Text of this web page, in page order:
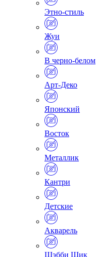
Этно-стиль
Жуи
В черно-белом
Арт-Деко
Японский
Восток
Металлик
Кантри
Детские
Акварель
Шэбби Шик